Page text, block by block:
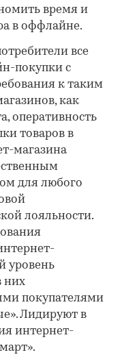
время и
в оффлайне.
все
покупки с
к таким
как
оперативность
товаров в
магазина
для любого
лояльности.
уровень
них
покупателями
Лидируют в
интернет-